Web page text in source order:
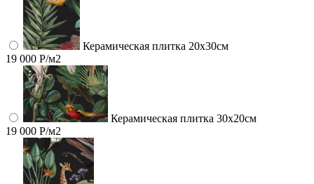
Керамическая плитка 20х30см
19 000 Р/м2
Керамическая плитка 30х20см
19 000 Р/м2